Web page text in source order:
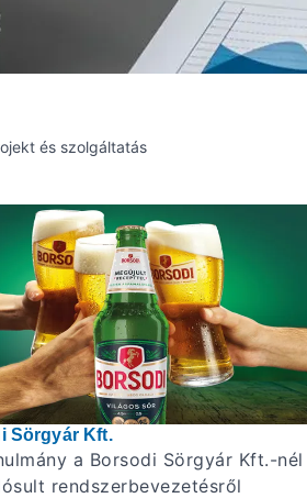
és szolgáltatás
Sörgyár Kft.
a Borsodi Sörgyár Kft.-nél
rendszerbevezetésről